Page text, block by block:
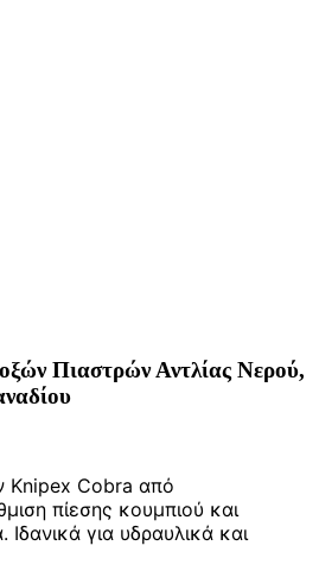
Πιαστρών Αντλίας Νερού,
Knipex Cobra από
πίεσης κουμπιού και
για υδραυλικά και